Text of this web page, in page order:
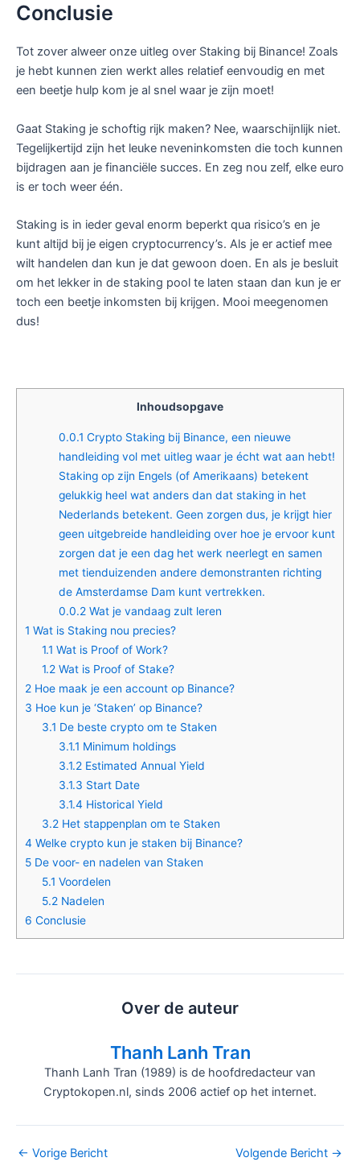
Conclusie
Tot zover alweer onze uitleg over Staking bij Binance! Zoals
je hebt kunnen zien werkt alles relatief eenvoudig en met
een beetje hulp kom je al snel waar je zijn moet!
Gaat Staking je schoftig rijk maken? Nee, waarschijnlijk niet.
Tegelijkertijd zijn het leuke neveninkomsten die toch kunnen
bijdragen aan je financiële succes. En zeg nou zelf, elke euro
is er toch weer één.
Staking is in ieder geval enorm beperkt qua risico’s en je
kunt altijd bij je eigen cryptocurrency’s. Als je er actief mee
wilt handelen dan kun je dat gewoon doen. En als je besluit
om het lekker in de staking pool te laten staan dan kun je er
toch een beetje inkomsten bij krijgen. Mooi meegenomen
dus!
Inhoudsopgave
0.0.1 Crypto Staking bij Binance, een nieuwe
handleiding vol met uitleg waar je écht wat aan hebt!
Staking op zijn Engels (of Amerikaans) betekent
gelukkig heel wat anders dan dat staking in het
Nederlands betekent. Geen zorgen dus, je krijgt hier
geen uitgebreide handleiding over hoe je ervoor kunt
zorgen dat je een dag het werk neerlegt en samen
met tienduizenden andere demonstranten richting
de Amsterdamse Dam kunt vertrekken.
0.0.2Wat je vandaag zult leren
1 Wat is Staking nou precies?
1.1 Wat is Proof of Work?
1.2Wat is Proof of Stake?
2 Hoe maak je een account op Binance?
3 Hoe kun je ‘Staken’ op Binance?
3.1 De beste crypto om te Staken
3.1.1 Minimum holdings
3.1.2Estimated Annual Yield
3.1.3 Start Date
3.1.4 Historical Yield
3.2Het stappenplan om te Staken
4 Welke crypto kun je staken bij Binance?
5 De voor- en nadelen van Staken
5.1 Voordelen
5.2Nadelen
6 Conclusie
Over de auteur
Thanh Lanh Tran
Thanh Lanh Tran (1989) is de hoofdredacteur van
Cryptokopen.nl, sinds 2006 actief op het internet.
Bericht
← Vorige Bericht Volgende Bericht →